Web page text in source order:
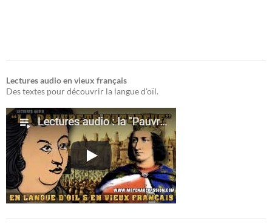
Lectures audio en vieux français
Des textes pour découvrir la langue d'oïl.